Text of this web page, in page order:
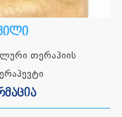
თერაპიის